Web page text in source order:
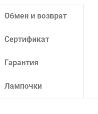
Обмен и возврат
Сертификат
Гарантия
Лампочки